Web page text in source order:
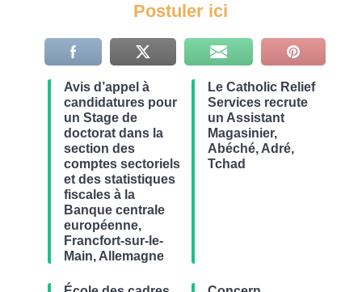
Postuler ici
Avis d’appel à
candidatures pour
un Stage de
doctorat dans la
section des
comptes sectoriels
et des statistiques
fiscales à la
Banque centrale
européenne,
Francfort-sur-le-
Main, Allemagne
Le Catholic Relief
Services recrute
un Assistant
Magasinier,
Abéché, Adré,
Tchad